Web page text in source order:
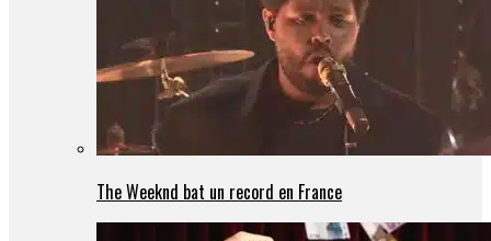
The Weeknd bat un record en France